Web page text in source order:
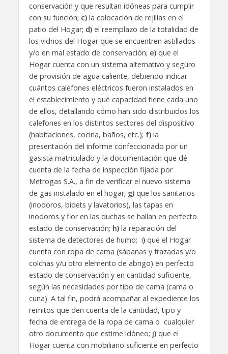
conservación y que resultan idóneas para cumplir
con su función; c)la colocación de rejillas en el
patio del Hogar; d)el reemplazo de la totalidad de
los vidrios del Hogar que se encuentren astillados
y/o en mal estado de conservación; e)que el
Hogar cuenta con un sistema alternativo y seguro
de provisión de agua caliente, debiendo indicar
cuántos calefones eléctricos fueron instalados en
el establecimiento y qué capacidad tiene cada uno
de ellos, detallando cómo han sido distribuidos los
calefones en los distintos sectores del dispositivo
(habitaciones, cocina, baños, etc.); f)la
presentación del informe confeccionado por un
gasista matriculado y la documentación que dé
cuenta de la fecha de inspección fijada por
Metrogas S.A., a fin de verificar el nuevo sistema
de gas instalado en el hogar; g)que los sanitarios
(inodoros, bidets y lavatorios), las tapas en
inodoros y flor en las duchas se hallan en perfecto
estado de conservación; h) la reparación del
sistema de detectores de humo; i)que el Hogar
cuenta con ropa de cama (sábanas y frazadas y/o
colchas y/u otro elemento de abrigo) en perfecto
estado de conservación y en cantidad suficiente,
según las necesidades por tipo de cama (cama o
cuna). A tal fin, podrá acompañar al expediente los
remitos que den cuenta de la cantidad, tipo y
fecha de entrega de la ropa de cama o cualquier
otro documento que estime idóneo; j) que el
Hogar cuenta con mobiliario suficiente en perfecto